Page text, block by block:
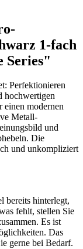
1-fach
Series"
Perfektionieren
hochwertigen
einen modernen
Metall-
und
Die
und unkompliziert
bereits hinterlegt,
fehlt, stellen Sie
Es ist
Das
gerne bei Bedarf.